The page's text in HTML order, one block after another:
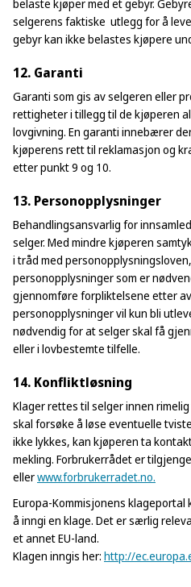
belaste kjøper med et gebyr.
selgerens faktiske utlegg for å
gebyr kan ikke belastes kjøpere
12. Garanti
Garanti som gis av selgeren eller
rettigheter i tillegg til de kjøperen
lovgivning. En garanti innebærer
kjøperens rett til reklamasjon og
etter punkt 9 og 10.
13. Personopplysninger
Behandlingsansvarlig for
selger. Med mindre kjøperen
i tråd med
personopplysninger som er
gjennomføre forpliktelsene etter
personopplysninger vil kun bli
nødvendig for at selger skal få
eller i lovbestemte tilfelle.
14. Konfliktløsning
Klager rettes til selger innen
skal forsøke å løse eventuelle
ikke lykkes, kan kjøperen ta
mekling. Forbrukerrådet er
ellerwww.forbrukerradet.no.
Europa-Kommisjonens klageportal
å inngi en klage. Det er særlig
et annet EU-land.
Klagen inngis her: http://